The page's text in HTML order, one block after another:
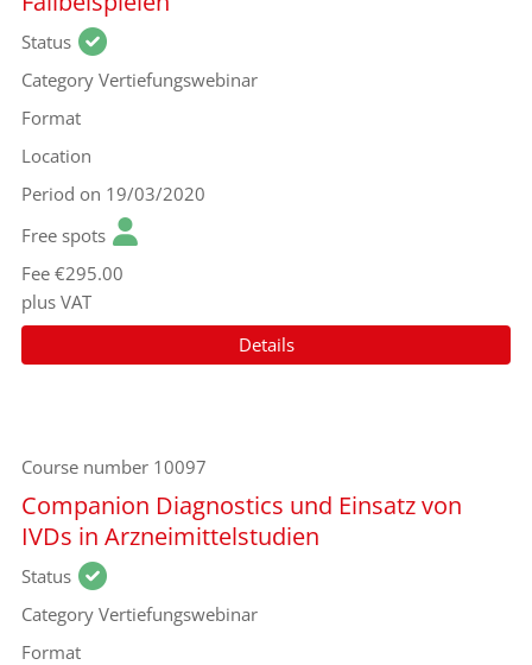
Status
Category Vertiefungswebinar
Format
Location
Period on 19/03/2020
Free spots
Fee €295.00
plus VAT
Details
Course number 10097
Companion Diagnostics und Einsatz von
IVDs in Arzneimittelstudien
Status
Category Vertiefungswebinar
Format